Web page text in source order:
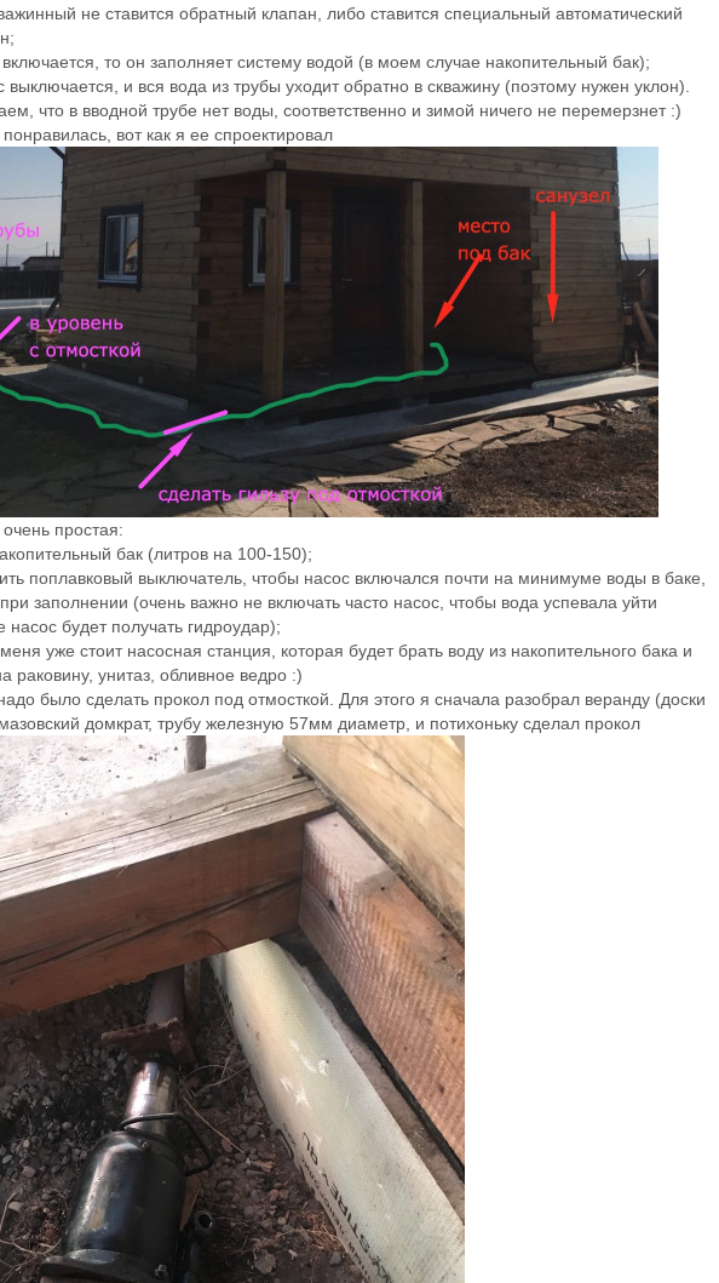
не ставится обратный клапан, либо ставится специальный автоматический
то он заполняет систему водой (в моем случае накопительный бак);
и вся вода из трубы уходит обратно в скважину (поэтому нужен уклон).
что в вводной трубе нет воды, соответственно и зимой ничего не перемерзнет :)
вот как я ее спроектировал
простая:
бак (литров на 100-150);
поплавковый выключатель, чтобы насос включался почти на минимуме воды в баке,
заполнении (очень важно не включать часто насос, чтобы вода успевала уйти
насос будет получать гидроудар);
уже стоит насосная станция, которая будет брать воду из накопительного бака и
раковину, унитаз, обливное ведро :)
было сделать прокол под отмосткой. Для этого я сначала разобрал веранду (доски
домкрат, трубу железную 57мм диаметр, и потихоньку сделал прокол